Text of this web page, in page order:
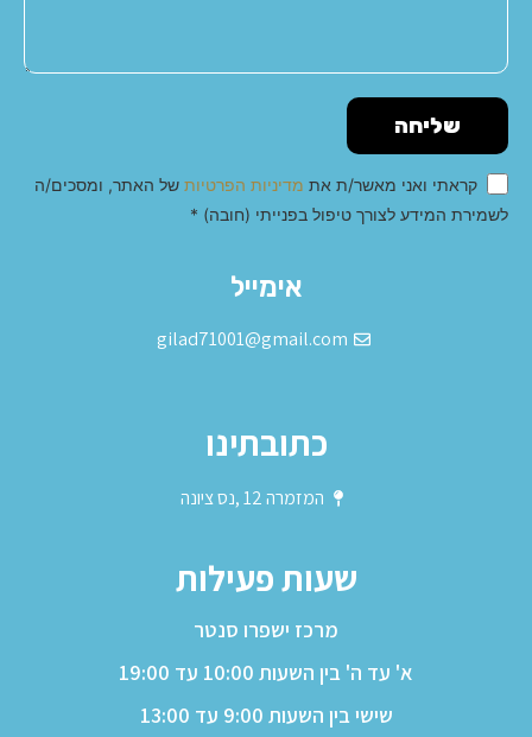
שליחה
קראתי ואני מאשר/ת את מדיניות הפרטיות של האתר, ומסכים/ה
לשמירת המידע לצורך טיפול בפנייתי (חובה) *
אימייל
gilad71001@gmail.com
כתובתינו
המזמרה 12 ,נס ציונה
שעות פעילות
מרכז ישפרו סנטר
א' עד ה' בין השעות 10:00 עד 19:00
שישי בין השעות 9:00 עד 13:00